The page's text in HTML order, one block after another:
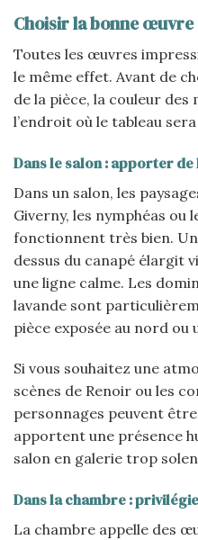
Choisir la bonne œuvre
Toutes les œuvres
le même effet. Avant de
de la pièce, la couleur
l’endroit où le tableau
Dans le salon : apporter
Dans un salon, les
Giverny, les nymphéas ou
fonctionnent très bien.
dessus du canapé élargit
une ligne calme. Les
lavande sont
pièce exposée au nord ou
Si vous souhaitez une
scènes de Renoir ou les
personnages peuvent
apportent une présence
salon en galerie trop
Dans la chambre :
La chambre appelle des